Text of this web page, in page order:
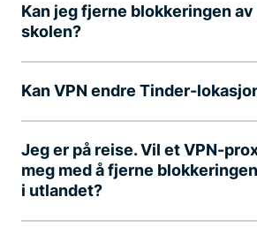
Kan jeg fjerne blokkeringen
skolen?
Kan VPN endre Tinder-
Jeg er på reise. Vil et VPN-
meg med å fjerne
i utlandet?